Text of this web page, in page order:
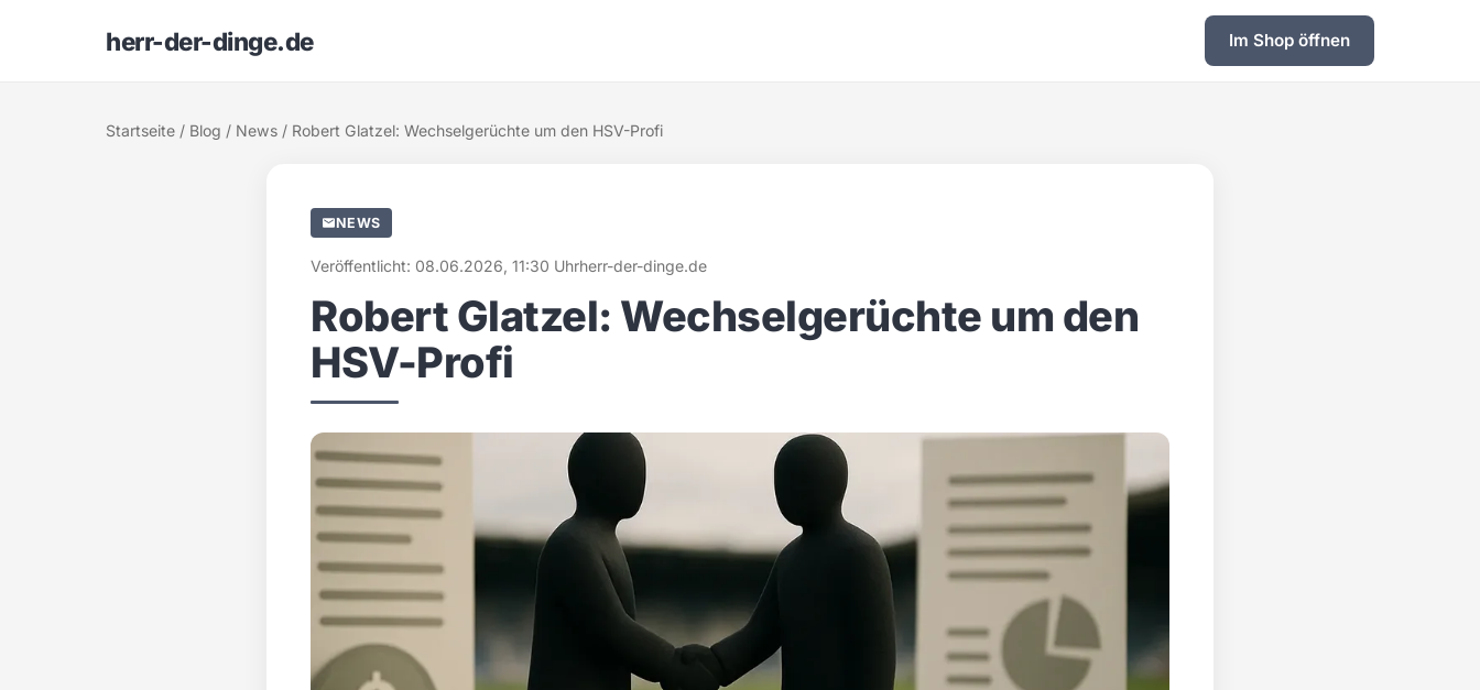
herr-der-dinge.de Im Shop öffnen
Startseite / Blog / News / Robert Glatzel: Wechselgerüchte um den HSV-Profi
NEWS
Veröffentlicht: 08.06.2026, 11:30 Uhrherr-der-dinge.de
Robert Glatzel: Wechselgerüchte um den
HSV-Profi